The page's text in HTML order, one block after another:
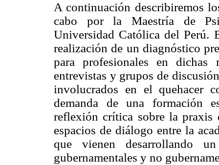
A continuación describiremos
cabo por la Maestría de
Universidad Católica del Perú.
realización de un diagnóstico
para profesionales en dichas
entrevistas y grupos de
involucrados en el quehacer
demanda de una formación
reflexión crítica sobre la praxis
espacios de diálogo entre la
que vienen desarrollando
gubernamentales y no